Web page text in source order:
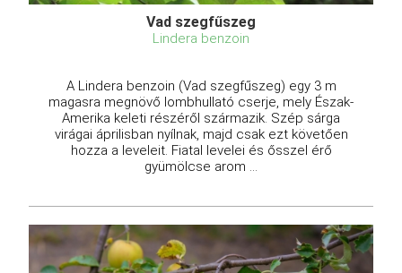
Vad szegfűszeg
Lindera benzoin
A Lindera benzoin (Vad szegfűszeg) egy 3 m
magasra megnövő lombhullató cserje, mely Észak-
Amerika keleti részéről származik. Szép sárga
virágai áprilisban nyílnak, majd csak ezt követően
hozza a leveleit. Fiatal levelei és ősszel érő
gyümölcse arom ...